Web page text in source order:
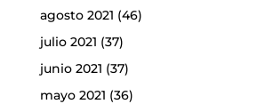
agosto 2021 (46)
julio 2021 (37)
junio 2021 (37)
mayo 2021 (36)